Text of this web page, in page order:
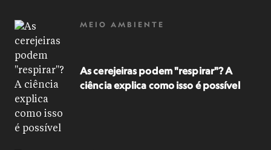
MEIO AMBIENTE
As cerejeiras podem "respirar"? A
ciência explica como isso é possível